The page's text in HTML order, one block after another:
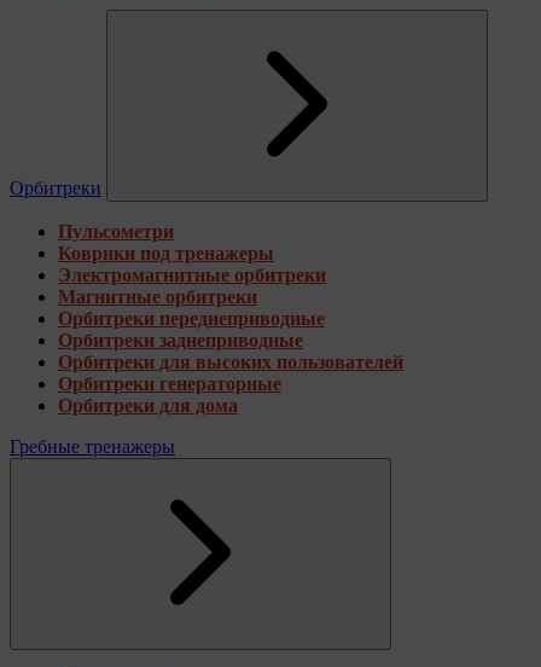
Орбитреки
Пульсометри
Коврики под тренажеры
Электромагнитные орбитреки
Магнитные орбитреки
Орбитреки переднеприводные
Орбитреки заднеприводные
Орбитреки для высоких пользователей
Орбитреки генераторные
Орбитреки для дома
Гребные тренажеры